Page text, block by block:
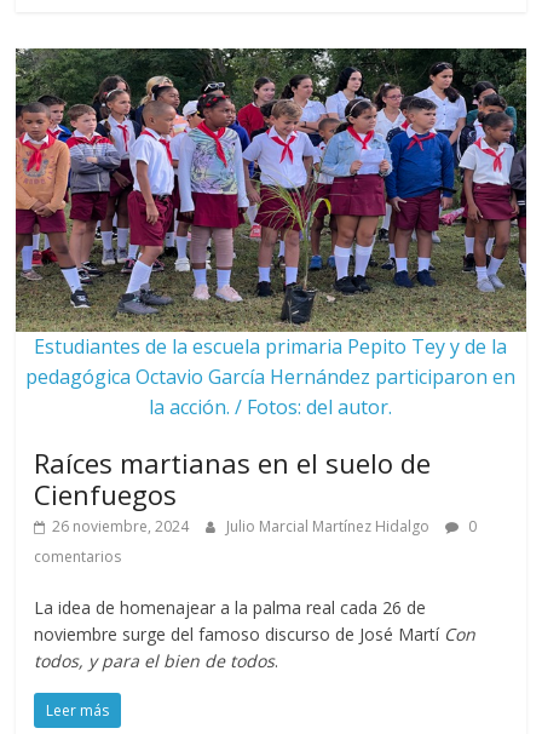
Estudiantes de la escuela primaria Pepito Tey y de la
pedagógica Octavio García Hernández participaron en
la acción. / Fotos: del autor.
Raíces martianas en el suelo de
Cienfuegos
26 noviembre, 2024 Julio Marcial Martínez Hidalgo
0
comentarios
La idea de homenajear a la palma real cada 26 de
noviembre surge del famoso discurso de José Martí Con
todos, y para el bien de todos.
Leer más